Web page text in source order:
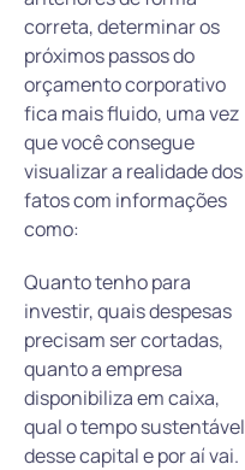
correta, determinar os
próximos passos do
orçamento corporativo
fica mais fluido, uma vez
que você consegue
visualizar a realidade dos
fatos com informações
como:
Quanto tenho para
investir, quais despesas
precisam ser cortadas,
quanto a empresa
disponibiliza em caixa,
qual o tempo sustentável
desse capital e por aí vai.